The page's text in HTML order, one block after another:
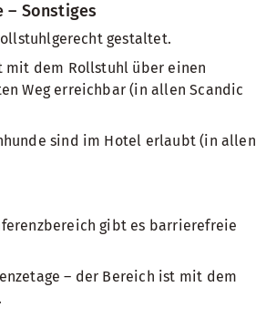
– Sonstiges
gestaltet.
mit dem Rollstuhl über einen
Weg erreichbar (in allen Scandic
sind im Hotel erlaubt (in allen
gibt es barrierefreie
– der Bereich ist mit dem